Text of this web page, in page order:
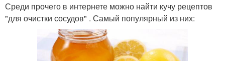
Среди прочего в интернете можно найти кучу рецептов
"для очистки сосудов" . Самый популярный из них: